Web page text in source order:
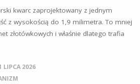
kwarc zaprojektowany z jednym
z wysokością do 1,9 milimetra. To mniej
złotówkowych i właśnie dlatego trafia
LIPCA 2026